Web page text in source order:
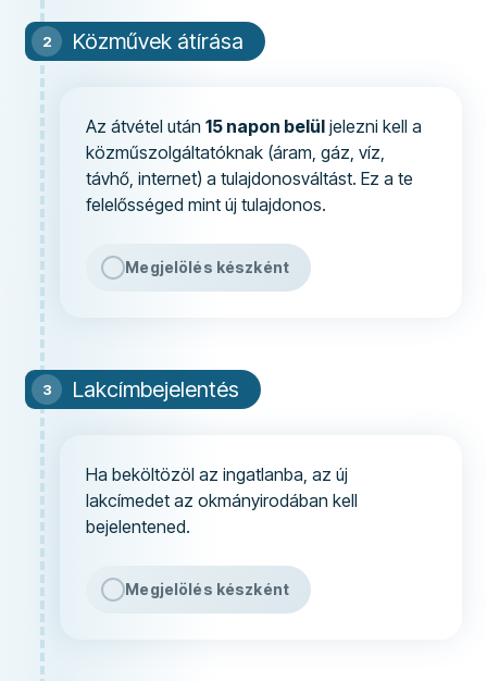
Közművek átírása
Az átvétel után15 napon belül jelezni kell a
közműszolgáltatóknak (áram, gáz, víz,
távhő, internet) a tulajdonosváltást. Ez a te
felelősséged mint új tulajdonos.
Megjelölés készként
Lakcímbejelentés
Ha beköltözöl az ingatlanba, az új
lakcímedet az okmányirodában kell
bejelentened.
Megjelölés készként